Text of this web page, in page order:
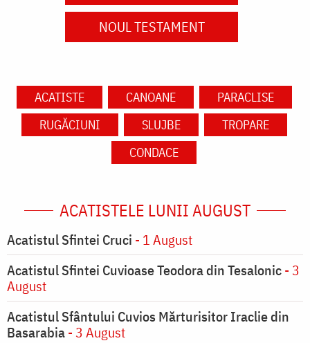
NOUL TESTAMENT
ACATISTE CANOANE
PARACLISE
RUGĂCIUNI
SLUJBE
TROPARE
CONDACE
ACATISTELE LUNII AUGUST
Acatistul Sfintei Cruci - 1 August
Acatistul Sfintei Cuvioase Teodora din Tesalonic- 3
August
Acatistul Sfântului Cuvios Mărturisitor Iraclie din
Basarabia- 3 August